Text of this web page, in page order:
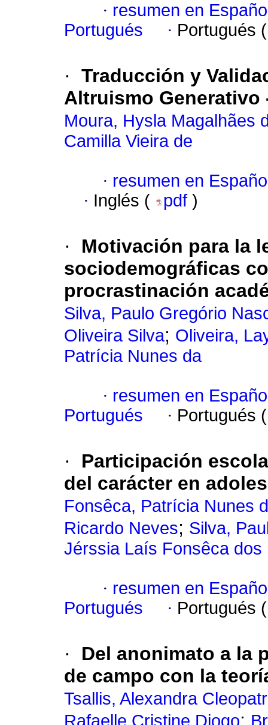
· resumen en
Portugués
· Portugués
· Traducción y
Altruismo Generativo
Moura, Hysla Magalhães
Camilla Vieira de
· resumen en
· Inglés ( pdf )
·
Motivación para la
sociodemográficas
procrastinación
Silva, Paulo Gregório
Oliveira Silva; Oliveira,
Patrícia Nunes da
· resumen en
Portugués
· Portugués
·
Participación
del carácter en
Fonsêca, Patrícia Nunes
Ricardo Neves; Silva,
Jérssia Laís Fonsêca dos
· resumen en
Portugués
· Portugués
·
Del anonimato a la
de campo con la
Tsallis, Alexandra
Rafaelle Cristine Diogo;